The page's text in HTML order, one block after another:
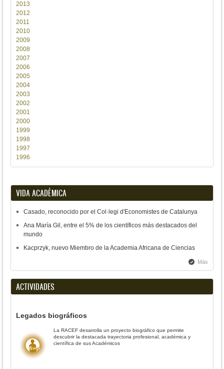
2013
2012
2011
2010
2009
2008
2007
2006
2005
2004
2003
2002
2001
2000
1999
1998
1997
1996
VIDA ACADÉMICA
Casado, reconocido por el Col·legi d'Economistes de Catalunya
Ana María Gil, entre el 5% de los científicos más destacados del
mundo
Kacprzyk, nuevo Miembro de la Academia Africana de Ciencias
Más
ACTIVIDADES
Legados biográficos
La RACEF desarrolla un proyecto biográfico que permite
descubrir la destacada trayectoria profesional, académica y
científica de sus Académicos